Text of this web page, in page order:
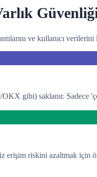
ve kullanıcı
gibi) saklanır. Sadece
erişim riskini azaltmak için